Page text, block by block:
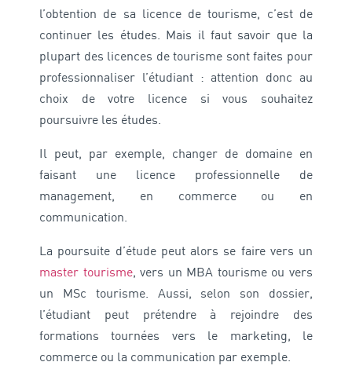
l’obtention de sa licence de tourisme, c’est de
continuer les études. Mais il faut savoir que la
plupart des licences de tourisme sont faites pour
professionnaliser l’étudiant : attention donc au
choix de votre licence si vous souhaitez
poursuivre les études.
Il peut, par exemple, changer de domaine en
faisant une licence professionnelle de
management, en commerce ou en
communication.
La poursuite d’étude peut alors se faire vers un
master tourisme, vers un MBA tourisme ou vers
un MSc tourisme. Aussi, selon son dossier,
l’étudiant peut prétendre à rejoindre des
formations tournées vers le marketing, le
commerce ou la communication par exemple.